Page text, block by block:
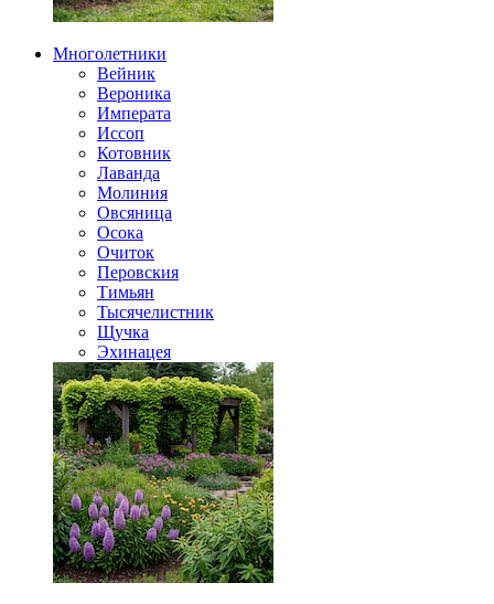
Многолетники
Вейник
Вероника
Императа
Иссоп
Котовник
Лаванда
Молиния
Овсяница
Осока
Очиток
Перовския
Тимьян
Тысячелистник
Щучка
Эхинацея